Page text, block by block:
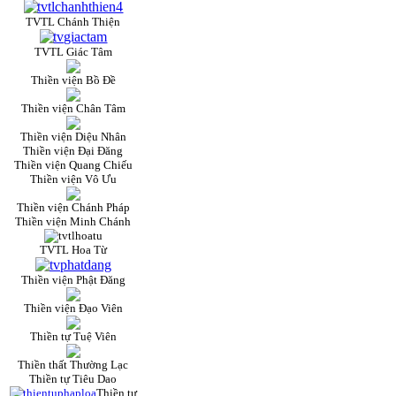
TVTL Chánh Thiện
TVTL Giác Tâm
Thiền viện Bồ Đề
Thiền viện Chân Tâm
Thiền viện Diệu Nhân
Thiền viện Đại Đăng
Thiền viện Quang Chiếu
Thiền viện Vô Ưu
Thiền viện Chánh Pháp
Thiền viện Minh Chánh
TVTL Hoa Từ
Thiền viện Phật Đăng
Thiền viện Đạo Viên
Thiền tự Tuệ Viên
Thiền thất Thường Lạc
Thiền tự Tiêu Dao
Thiền tự